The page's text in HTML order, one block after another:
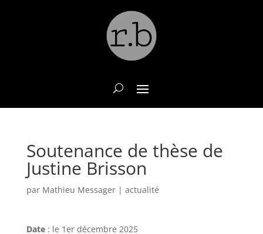
Soutenance de thèse de
Justine Brisson
par Mathieu Messager| actualité
Date: le 1er décembre 2025